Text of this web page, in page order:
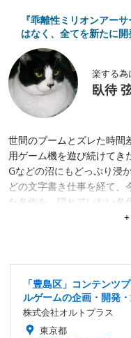
『乖離性ミリオンアー
はなく、全てを新たに
楽する為
臥待
世間のブームとズレた時間
用ゲーム機を遊び続けてき
Gなどの沼にもどっぷり浸
どの文字書き仕事を経て
た名作を、隠れていない名
標。隙あらば、あまり知
「豊島区」コンテンツ
ルゲームの企画・開発
株式会社オルトプラス
東京都